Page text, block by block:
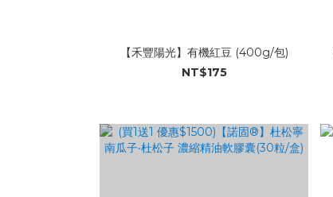
【禾豐陽光】有機紅豆 (400g/包)
NT$175